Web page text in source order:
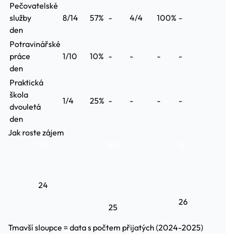
Pečovatelské
služby
den
8/14 57% - 4/4 100% -
Potravinářské
práce
den
1/10 10% - - - -
Praktická
škola
dvouletá
den
1/4 25% - - - -
Jak roste zájem
24
25
26
Tmavší sloupce = data s počtem přijatých (2024-2025)